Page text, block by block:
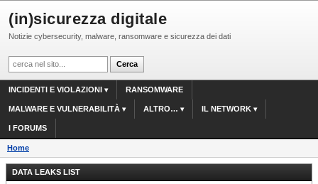
(in)sicurezza digitale
Notizie cybersecurity, malware, ransomware e sicurezza dei dati
INCIDENTI E VIOLAZIONI RANSOMWARE
MALWARE E VULNERABILITÀ ALTRO… IL NETWORK
I FORUMS
Home
DATA LEAKS LIST